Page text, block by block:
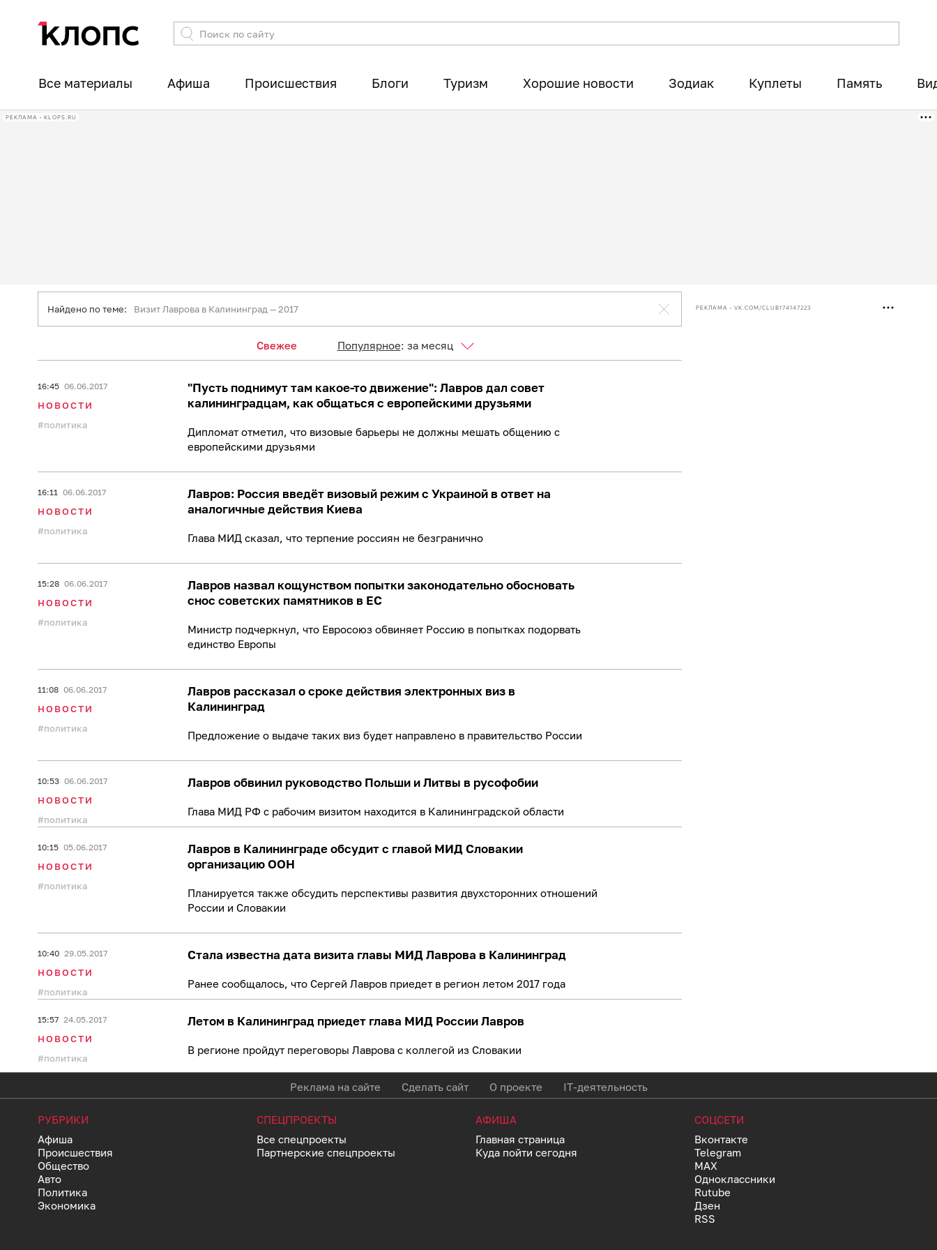
Все материалы Афиша Происшествия Блоги Туризм Хорошие новости Зодиак Куплеты Память
РЕКЛАМА • KLOPS.RU
РЕКЛАМА • VK.COM/CLUB174147223
Найдено по теме: Визит Лаврова в Калининград — 2017
Свежее Популярное: за месяц
16:45 06.06.2017
НОВОСТИ
политика
"Пусть поднимут там какое-то движение": Лавров дал совет
калининградцам, как общаться с европейскими друзьями
Дипломат отметил, что визовые барьеры не должны мешать общению с
европейскими друзьями
16:11 06.06.2017
НОВОСТИ
политика
Лавров: Россия введёт визовый режим с Украиной в ответ на
аналогичные действия Киева
Глава МИД сказал, что терпение россиян не безгранично
15:28 06.06.2017
НОВОСТИ
политика
Лавров назвал кощунством попытки законодательно обосновать
снос советских памятников в ЕС
Министр подчеркнул, что Евросоюз обвиняет Россию в попытках подорвать
единство Европы
11:08 06.06.2017
НОВОСТИ
политика
Лавров рассказал о сроке действия электронных виз в
Калининград
Предложение о выдаче таких виз будет направлено в правительство России
10:53 06.06.2017
НОВОСТИ
политика
Лавров обвинил руководство Польши и Литвы в русофобии
Глава МИД РФ с рабочим визитом находится в Калининградской области
10:15 05.06.2017
НОВОСТИ
политика
Лавров в Калининграде обсудит с главой МИД Словакии
организацию ООН
Планируется также обсудить перспективы развития двухсторонних отношений
России и Словакии
10:40 29.05.2017
НОВОСТИ
политика
Стала известна дата визита главы МИД Лаврова в Калининград
Ранее сообщалось, что Сергей Лавров приедет в регион летом 2017 года
15:57 24.05.2017
НОВОСТИ
политика
Летом в Калининград приедет глава МИД России Лавров
В регионе пройдут переговоры Лаврова с коллегой из Словакии
Реклама на сайте Сделать сайт О проекте IT-деятельность
РУБРИКИ
Афиша
Происшествия
Общество
Авто
Политика
Экономика
СПЕЦПРОЕКТЫ
Все спецпроекты
Партнерские спецпроекты
АФИША
Главная страница
Куда пойти сегодня
СОЦСЕТИ
Вконтакте
Telegram
MAX
Одноклассники
Rutube
Дзен
RSS